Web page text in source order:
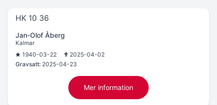
HK 10 36
Jan-Olof Åberg
Kalmar
1940-03-22
2025-04-02
Gravsatt: 2025-04-23
Mer information